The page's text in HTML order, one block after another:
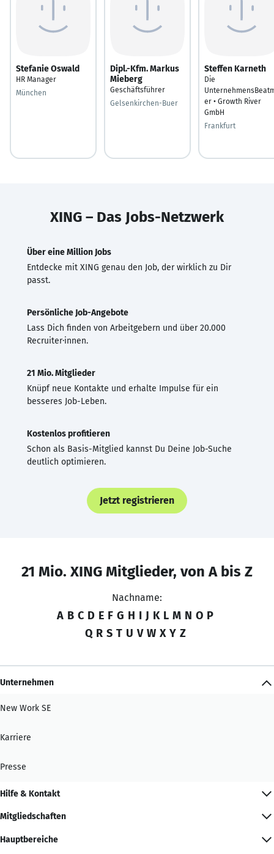
Stefanie Oswald
HR Manager
München
Dipl.-Kfm. Markus
Mieberg
Geschäftsführer
Gelsenkirchen-Buer
Steffen Karneth
Die
er • Growth River
GmbH
Frankfurt
XING – Das Jobs-Netzwerk
Über eine Million Jobs
Entdecke mit XING genau den Job, der wirklich zu Dir
passt.
Persönliche Job-Angebote
Lass Dich finden von Arbeitgebern und über 20.000
Recruiter·innen.
21 Mio. Mitglieder
Knüpf neue Kontakte und erhalte Impulse für ein
besseres Job-Leben.
Kostenlos profitieren
Schon als Basis-Mitglied kannst Du Deine Job-Suche
deutlich optimieren.
Jetzt registrieren
21 Mio. XING Mitglieder, von A bis Z
Nachname:
A B C D E F G H I J K L M N O P
Q R S T U V W X Y Z
Unternehmen
New Work SE
Karriere
Presse
Hilfe & Kontakt
Mitgliedschaften
Hauptbereiche